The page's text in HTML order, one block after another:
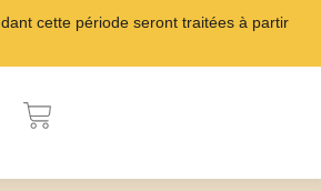
cette période seront traitées à partir
PANIER